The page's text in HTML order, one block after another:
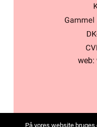
web:
På vores website